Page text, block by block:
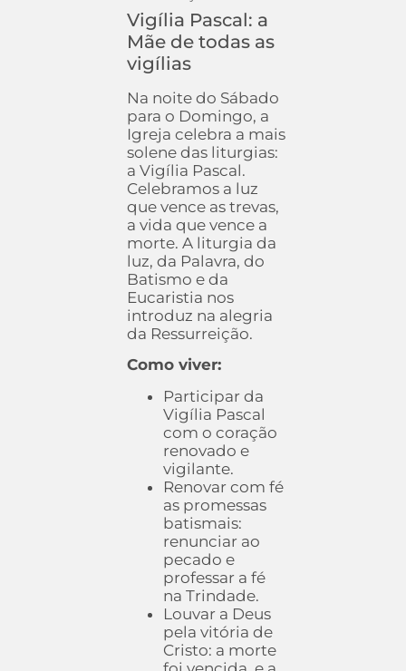
Vigília Pascal: a
Mãe de todas as
vigílias
Na noite do Sábado
para o Domingo, a
Igreja celebra a mais
solene das liturgias:
a Vigília Pascal.
Celebramos a luz
que vence as trevas,
a vida que vence a
morte. A liturgia da
luz, da Palavra, do
Batismo e da
Eucaristia nos
introduz na alegria
da Ressurreição.
Como viver:
Participar da
Vigília Pascal
com o coração
renovado e
vigilante.
Renovar com fé
as promessas
batismais:
renunciar ao
pecado e
professar a fé
na Trindade.
Louvar a Deus
pela vitória de
Cristo: a morte